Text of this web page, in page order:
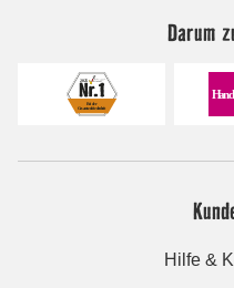
Darum
Hilfe &